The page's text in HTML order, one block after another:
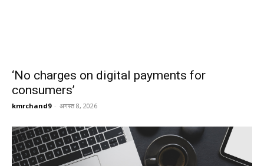
‘No charges on digital payments for
consumers’
kmrchand9 - अगस्त 8, 2026